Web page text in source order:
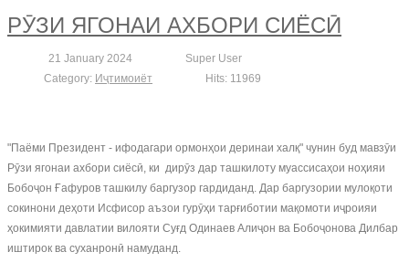
РӮЗИ ЯГОНАИ АХБОРИ СИЁСӢ
21 January 2024
Super User
Category: Иҷтимоиёт Hits: 11969
"Паёми Президент - ифодагари ормонҳои деринаи халқ" чунин буд мавзӯи
Рӯзи ягонаи ахбори сиёсӣ, ки дирӯз дар ташкилоту муассисаҳои ноҳияи
Бобоҷон Ғафуров ташкилу баргузор гардиданд. Дар баргузории мулоқоти
сокинони деҳоти Исфисор аъзои гурӯҳи тарғиботии мақомоти иҷроияи
ҳокимияти давлатии вилояти Суғд Одинаев Алиҷон ва Бобоҷонова Дилбар
иштирок ва суханронӣ намуданд.